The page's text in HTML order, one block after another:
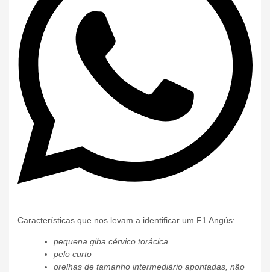
Características que nos levam a identificar um F1 Angús:
pequena giba cérvico torácica
pelo curto
orelhas de tamanho intermediário apontadas, não